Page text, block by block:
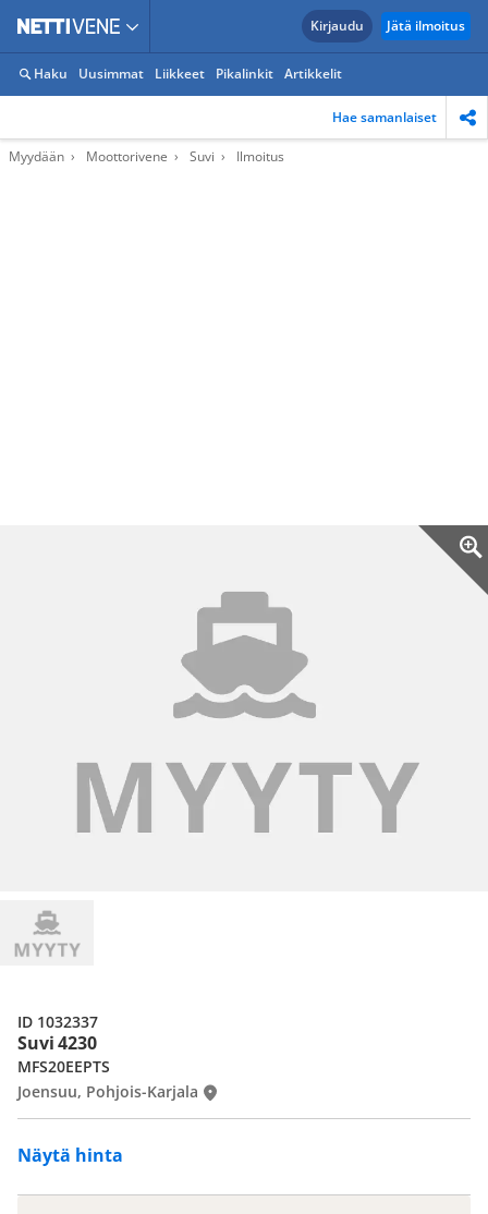
Kirjaudu Jätä ilmoitus
Haku Uusimmat Liikkeet Pikalinkit Artikkelit
Hae samanlaiset
Myydään Moottorivene Suvi Ilmoitus
Suvi 4230
Näytä hinta
MFS20EEPTS
Joensuu, Pohjois-Karjala
ID 1032337